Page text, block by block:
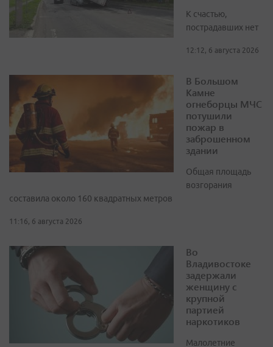
К счастью,
пострадавших нет
12:12, 6 августа 2026
В Большом
Камне
огнеборцы МЧС
потушили
пожар в
заброшенном
здании
Общая площадь
возгорания
составила около 160 квадратных метров
11:16, 6 августа 2026
Во
Владивостоке
задержали
женщину с
крупной
партией
наркотиков
Малолетние